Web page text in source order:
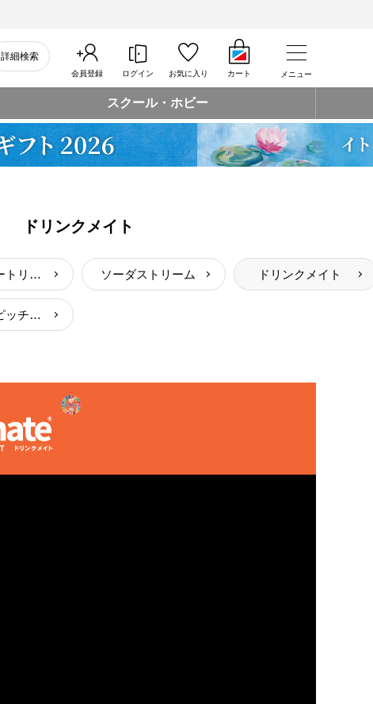
詳細検索
会員登録 ログイン お気に入り カート メニュー
スクール・ホビー
ドリンクメイト
浄水器カートリッジ ソーダストリーム ドリンクメイト
冷水筒・ピッチャー